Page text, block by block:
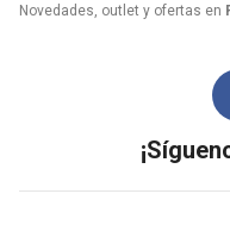
Novedades, outlet y ofertas en